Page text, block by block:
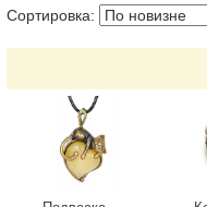
Сортировка: